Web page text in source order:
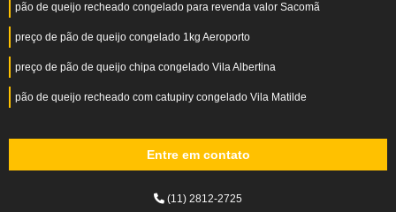
pão de queijo recheado congelado para revenda valor Sacomã
preço de pão de queijo congelado 1kg Aeroporto
preço de pão de queijo chipa congelado Vila Albertina
pão de queijo recheado com catupiry congelado Vila Matilde
Entre em contato
(11) 2812-2725